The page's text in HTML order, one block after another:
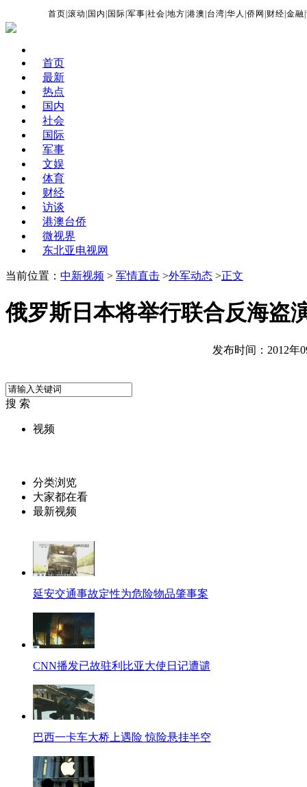
首页 |滚动 国内 国际 |军事 |社会 |地方 |港澳 台湾 |华人 |侨网 财经 |金融 |
首页
最新
热点
国内
社会
国际
军事
文娱
体育
财经
访谈
港澳台侨
微视界
东北亚电视网
当前位置： 中新视频 > 军情直击 >外军动态 >正文
俄罗斯日本将举行联合反海盗
发布时间：2012年
搜 索
视频
分类浏览
大家都在看
最新视频
延安交通事故定性为危险物品肇事案
CNN播发已故驻利比亚大使日记遭谴
巴西一卡车大桥上遇险 惊险悬挂半空